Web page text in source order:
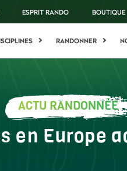
ESPRIT RANDO BOUTIQUE
RANDONNER
ACTU RANDONNÉE
en Europe